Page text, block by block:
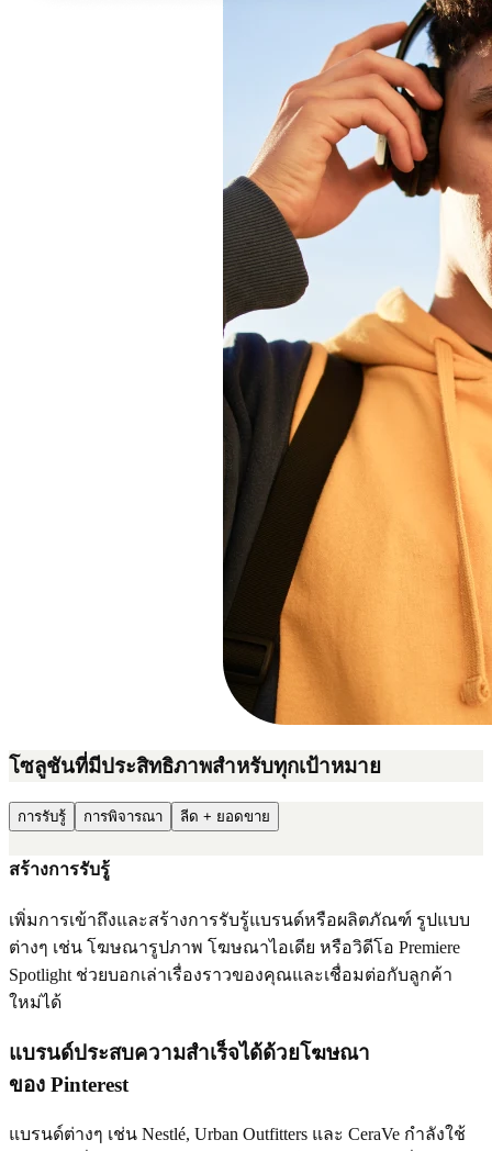
โซลูชันที่มีประสิทธิภาพสำหรับทุกเป้าหมาย
การรับรู้ การพิจารณา ลีด + ยอดขาย
สร้างการรับรู้
เพิ่มการเข้าถึงและสร้างการรับรู้แบรนด์หรือผลิตภัณฑ์ รูปแบบ
ต่างๆ เช่น โฆษณารูปภาพ โฆษณาไอเดีย หรือวิดีโอ Premiere
Spotlight ช่วยบอกเล่าเรื่องราวของคุณและเชื่อมต่อกับลูกค้า
ใหม่ได้
แบรนด์ประสบความสำเร็จได้ด้วยโฆษณา
ของ Pinterest
แบรนด์ต่างๆ เช่น Nestlé, Urban Outfitters และ CeraVe กำลังใช้